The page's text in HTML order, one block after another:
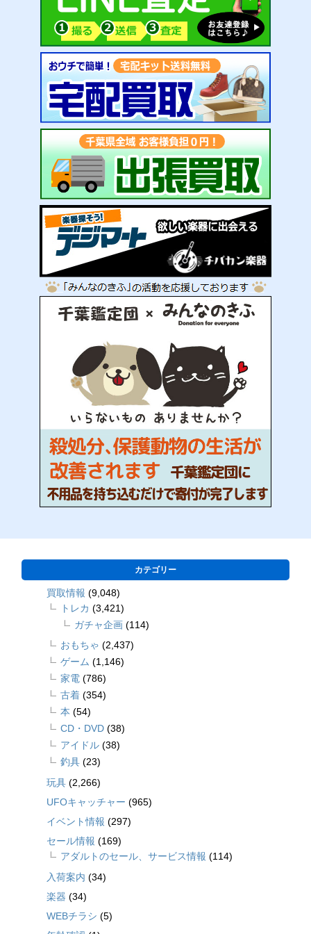
カテゴリー
買取情報 (9,048)
トレカ (3,421)
ガチャ企画 (114)
おもちゃ (2,437)
ゲーム (1,146)
家電 (786)
古着 (354)
本 (54)
CD・DVD (38)
アイドル (38)
釣具 (23)
玩具 (2,266)
UFOキャッチャー (965)
イベント情報 (297)
セール情報 (169)
アダルトのセール、サービス情報 (114)
入荷案内 (34)
楽器 (34)
WEBチラシ (5)